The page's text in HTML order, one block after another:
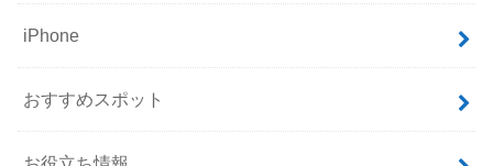
iPhone
おすすめスポット